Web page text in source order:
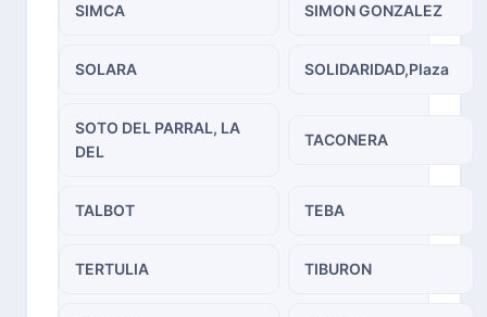
SIMCA SIMON GONZALEZ
SOLARA SOLIDARIDAD,Plaza
SOTO DEL PARRAL, LA
DEL
TACONERA
TALBOT TEBA
TERTULIA TIBURON